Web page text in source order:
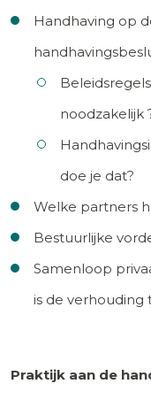
Handhaving op
noodzakelijk
doe je dat?
Welke partners
Bestuurlijke
Samenloop
is de verhouding
Praktijk aan de